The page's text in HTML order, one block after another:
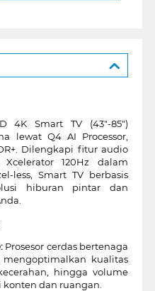
4K Smart TV (43"-85")
lewat Q4 AI Processor,
Dilengkapi fitur audio
120Hz dalam
less, Smart TV berbasis
hiburan pintar dan
Prosesor cerdas bertenaga
kualitas
hingga volume
dan ruangan.